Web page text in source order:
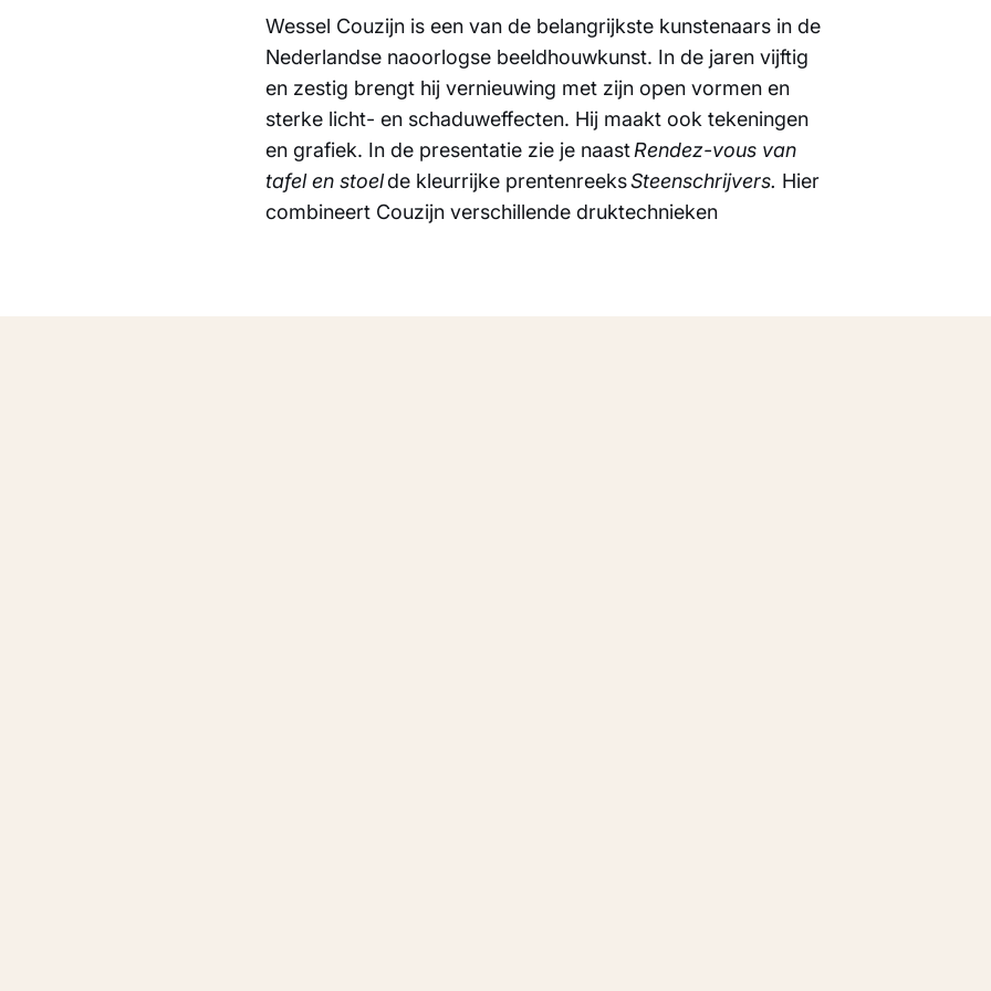
Wessel Couzijn is een van de belangrijkste kunstenaars in de
Nederlandse naoorlogse beeldhouwkunst. In de jaren vijftig
en zestig brengt hij vernieuwing met zijn open vormen en
sterke licht- en schaduweffecten. Hij maakt ook tekeningen
en grafiek. In de presentatie zie je naastRendez-vous van
tafel en stoelde kleurrijke prentenreeksSteenschrijvers. Hier
combineert Couzijn verschillende druktechnieken